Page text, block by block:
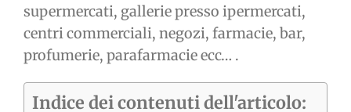
supermercati, gallerie presso ipermercati,
centri commerciali, negozi, farmacie, bar,
profumerie, parafarmacie ecc… .
Indice dei contenuti dell'articolo: